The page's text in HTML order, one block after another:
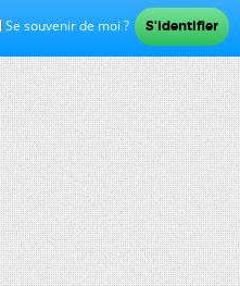
Se souvenir de moi ?